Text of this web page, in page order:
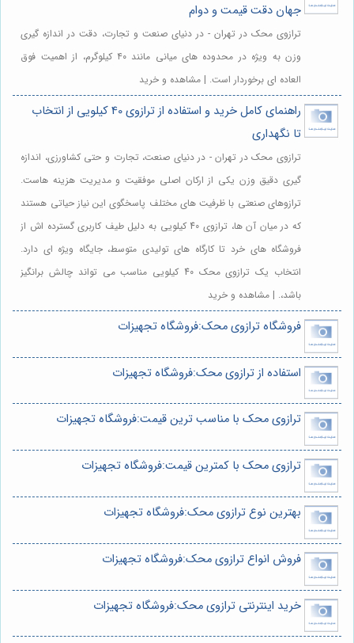
جهان دقت قیمت و دوام
ترازوی محک در تهران - در دنیای صنعت و تجارت، دقت در اندازه گیری
وزن به ویژه در محدوده های میانی مانند ۴۰ کیلوگرم، از اهمیت فوق
العاده ای برخوردار است. | مشاهده و خرید
راهنمای کامل خرید و استفاده از ترازوی 40 کیلویی از انتخاب
تا نگهداری
ترازوی محک در تهران - در دنیای صنعت، تجارت و حتی کشاورزی، اندازه
گیری دقیق وزن یکی از ارکان اصلی موفقیت و مدیریت هزینه هاست.
ترازوهای صنعتی با ظرفیت های مختلف پاسخگوی این نیاز حیاتی هستند
که در میان آن ها، ترازوی 40 کیلویی به دلیل طیف کاربری گسترده اش از
فروشگاه های خرد تا کارگاه های تولیدی متوسط، جایگاه ویژه ای دارد.
انتخاب یک ترازوی محک 40 کیلویی مناسب می تواند چالش برانگیز
باشد،. | مشاهده و خرید
فروشگاه ترازوی محک:فروشگاه تجهیزات
استفاده از ترازوی محک:فروشگاه تجهیزات
ترازوی محک با مناسب ترین قیمت:فروشگاه تجهیزات
ترازوی محک با کمترین قیمت:فروشگاه تجهیزات
بهترین نوع ترازوی محک:فروشگاه تجهیزات
فروش انواع ترازوی محک:فروشگاه تجهیزات
خرید اینترنتی ترازوی محک:فروشگاه تجهیزات